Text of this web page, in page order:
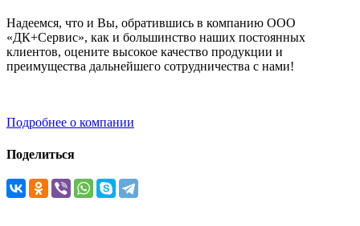
Надеемся, что и Вы, обратившись в компанию ООО
«ДК+Сервис», как и большинство наших постоянных
клиентов, оцените высокое качество продукции и
преимущества дальнейшего сотрудничества с нами!
Подробнее о компании
Поделиться